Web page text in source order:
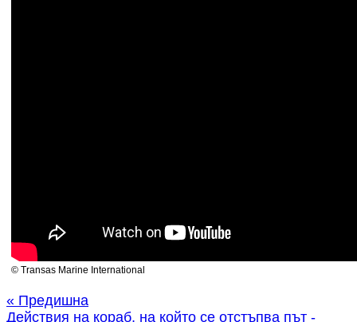
© Transas Marine International
« Предишна
Действия на кораб, на който се отстъпва път -